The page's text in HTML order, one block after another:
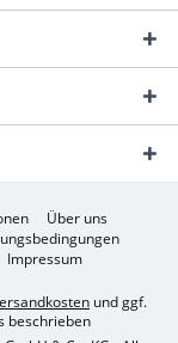
Über uns
Impressum
und ggf.
beschrieben